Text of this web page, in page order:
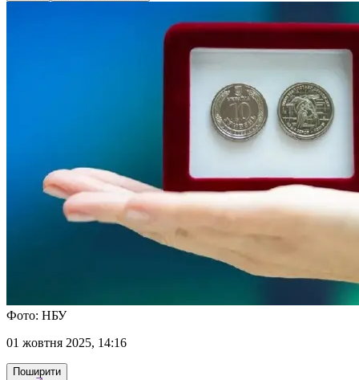
Фото: НБУ
01 жовтня 2025, 14:16
Поширити